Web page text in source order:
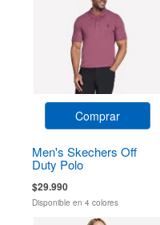
Comprar
Men's Skechers Off
Duty Polo
$29.990
Disponible en 4 colores